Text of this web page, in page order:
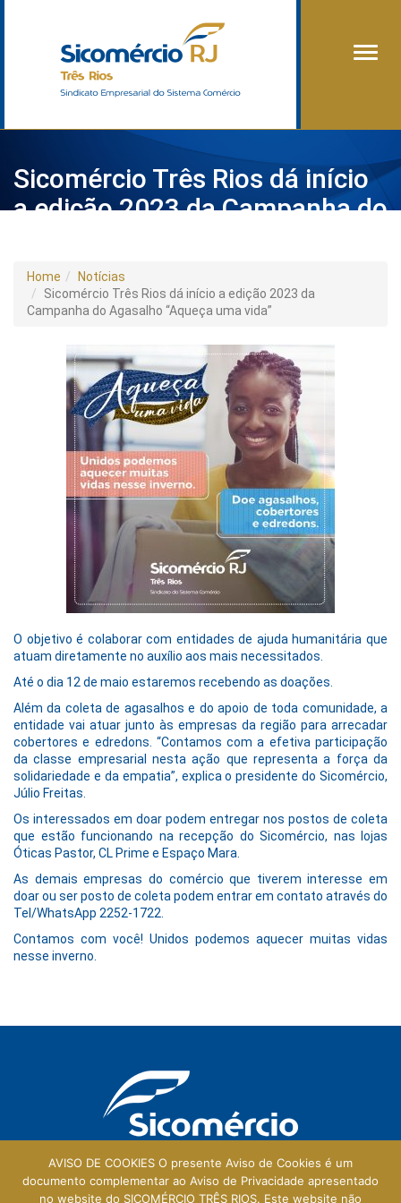
Sicomércio Três Rios dá início
a edição 2023 da Campanha do
Home
Notícias
Sicomércio Três Rios dá início a edição 2023 da
Campanha do Agasalho “Aqueça uma vida”
O objetivo é colaborar com entidades de ajuda humanitária que
atuam diretamente no auxílio aos mais necessitados.
Até o dia 12 de maio estaremos recebendo as doações.
Além da coleta de agasalhos e do apoio de toda comunidade, a
entidade vai atuar junto às empresas da região para arrecadar
cobertores e edredons. “Contamos com a efetiva participação
da classe empresarial nesta ação que representa a força da
solidariedade e da empatia”, explica o presidente do Sicomércio,
Júlio Freitas.
Os interessados em doar podem entregar nos postos de coleta
que estão funcionando na recepção do Sicomércio, nas lojas
Óticas Pastor, CL Prime e Espaço Mara.
As demais empresas do comércio que tiverem interesse em
doar ou ser posto de coleta podem entrar em contato através do
Tel/WhatsApp 2252-1722.
Contamos com você! Unidos podemos aquecer muitas vidas
nesse inverno.
AVISO DE COOKIES O presente Aviso de Cookies é um
documento complementar ao Aviso de Privacidade apresentado
no website do SICOMÉRCIO TRÊS RIOS. Este website não